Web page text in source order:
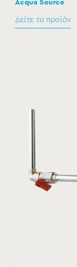
Δείτε το προϊόν